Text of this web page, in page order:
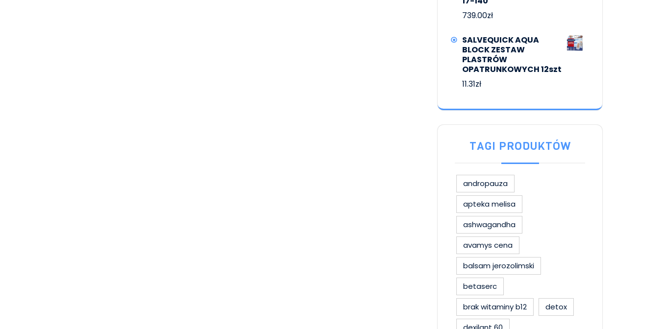
739.00zł
SALVEQUICK AQUA
BLOCK ZESTAW
PLASTRÓW
OPATRUNKOWYCH 12szt
11.31zł
TAGI PRODUKTÓW
andropauza
apteka melisa
ashwagandha
avamys cena
balsam jerozolimski
betaserc
brak witaminy b12
detox